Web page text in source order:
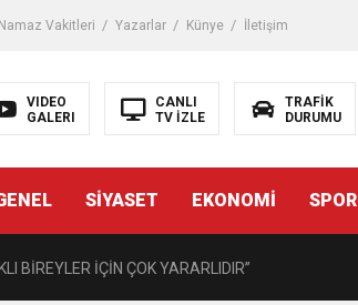
Namaz Vakitleri Yazarlar Künye İletişim
VIDEO
GALERI
CANLI
TV İZLE
TRAFİK
DURUMU
SİYASET EKONOMİ SPOR
LİSELİLERE BİLGİLENDİRME
BİREYLER İÇİN ÇOK YARARLIDIR”